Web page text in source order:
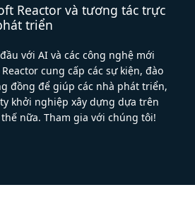
Reactor và tương tác trực
triển
với AI và các công nghệ mới
cung cấp các sự kiện, đào
đồng để giúp các nhà phát triển,
khởi nghiệp xây dựng dựa trên
nữa. Tham gia với chúng tôi!